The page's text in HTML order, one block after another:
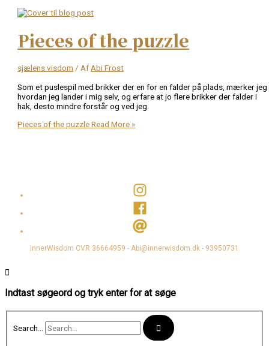
Pieces of the puzzle
sjælens visdom / AfAbi Frost
Som et puslespil med brikker der en for en falder på plads, mærker jeg
hvordan jeg lander i mig selv, og erfare at jo flere brikker der falder i
hak, desto mindre forstår og ved jeg.
Pieces of the puzzleRead More »
InnerWisdom CVR 36664959 - Abi@innerwisdom.dk - 93950731
Indtast søgeord og tryk enter for at søge
Search...